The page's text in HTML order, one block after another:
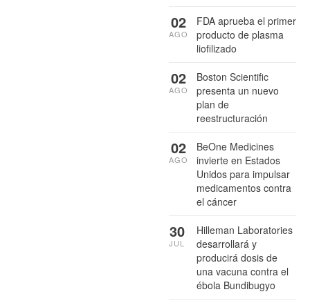
FDA aprueba el primer
producto de plasma
liofilizado
02
AGO
Boston Scientific
presenta un nuevo
plan de
reestructuración
02
AGO
BeOne Medicines
invierte en Estados
Unidos para impulsar
medicamentos contra
el cáncer
02
AGO
Hilleman Laboratories
desarrollará y
producirá dosis de
una vacuna contra el
ébola Bundibugyo
30
JUL